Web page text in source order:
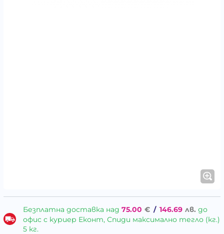
Безплатна доставка над 75.00 € / 146.69 лв. до
офис с куриер Еконт, Спиди максимално тегло (кг.)
5 кг.